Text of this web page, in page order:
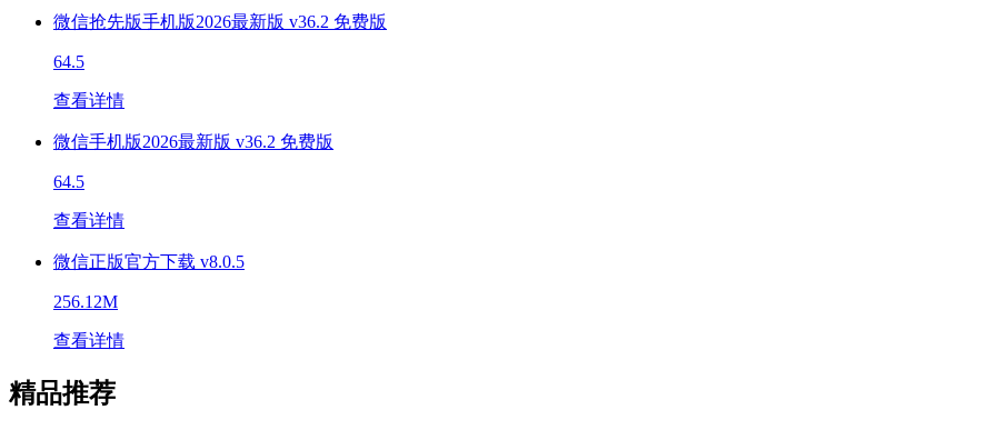
微信抢先版手机版2026最新版 v36.2 免费版
64.5
查看详情
微信手机版2026最新版 v36.2 免费版
64.5
查看详情
微信正版官方下载 v8.0.5
256.12M
查看详情
精品推荐